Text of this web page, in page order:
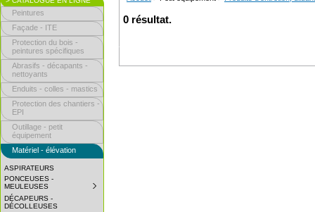
Peintures
Façade - ITE
Protection du bois -
peintures spécifiques
Abrasifs - décapants -
nettoyants
Enduits - colles - mastics
Protection des chantiers -
EPI
Outillage - petit
équipement
Matériel - élévation
ASPIRATEURS
PONCEUSES -
MEULEUSES
DÉCAPEURS -
DÉCOLLEUSES
0 résultat.